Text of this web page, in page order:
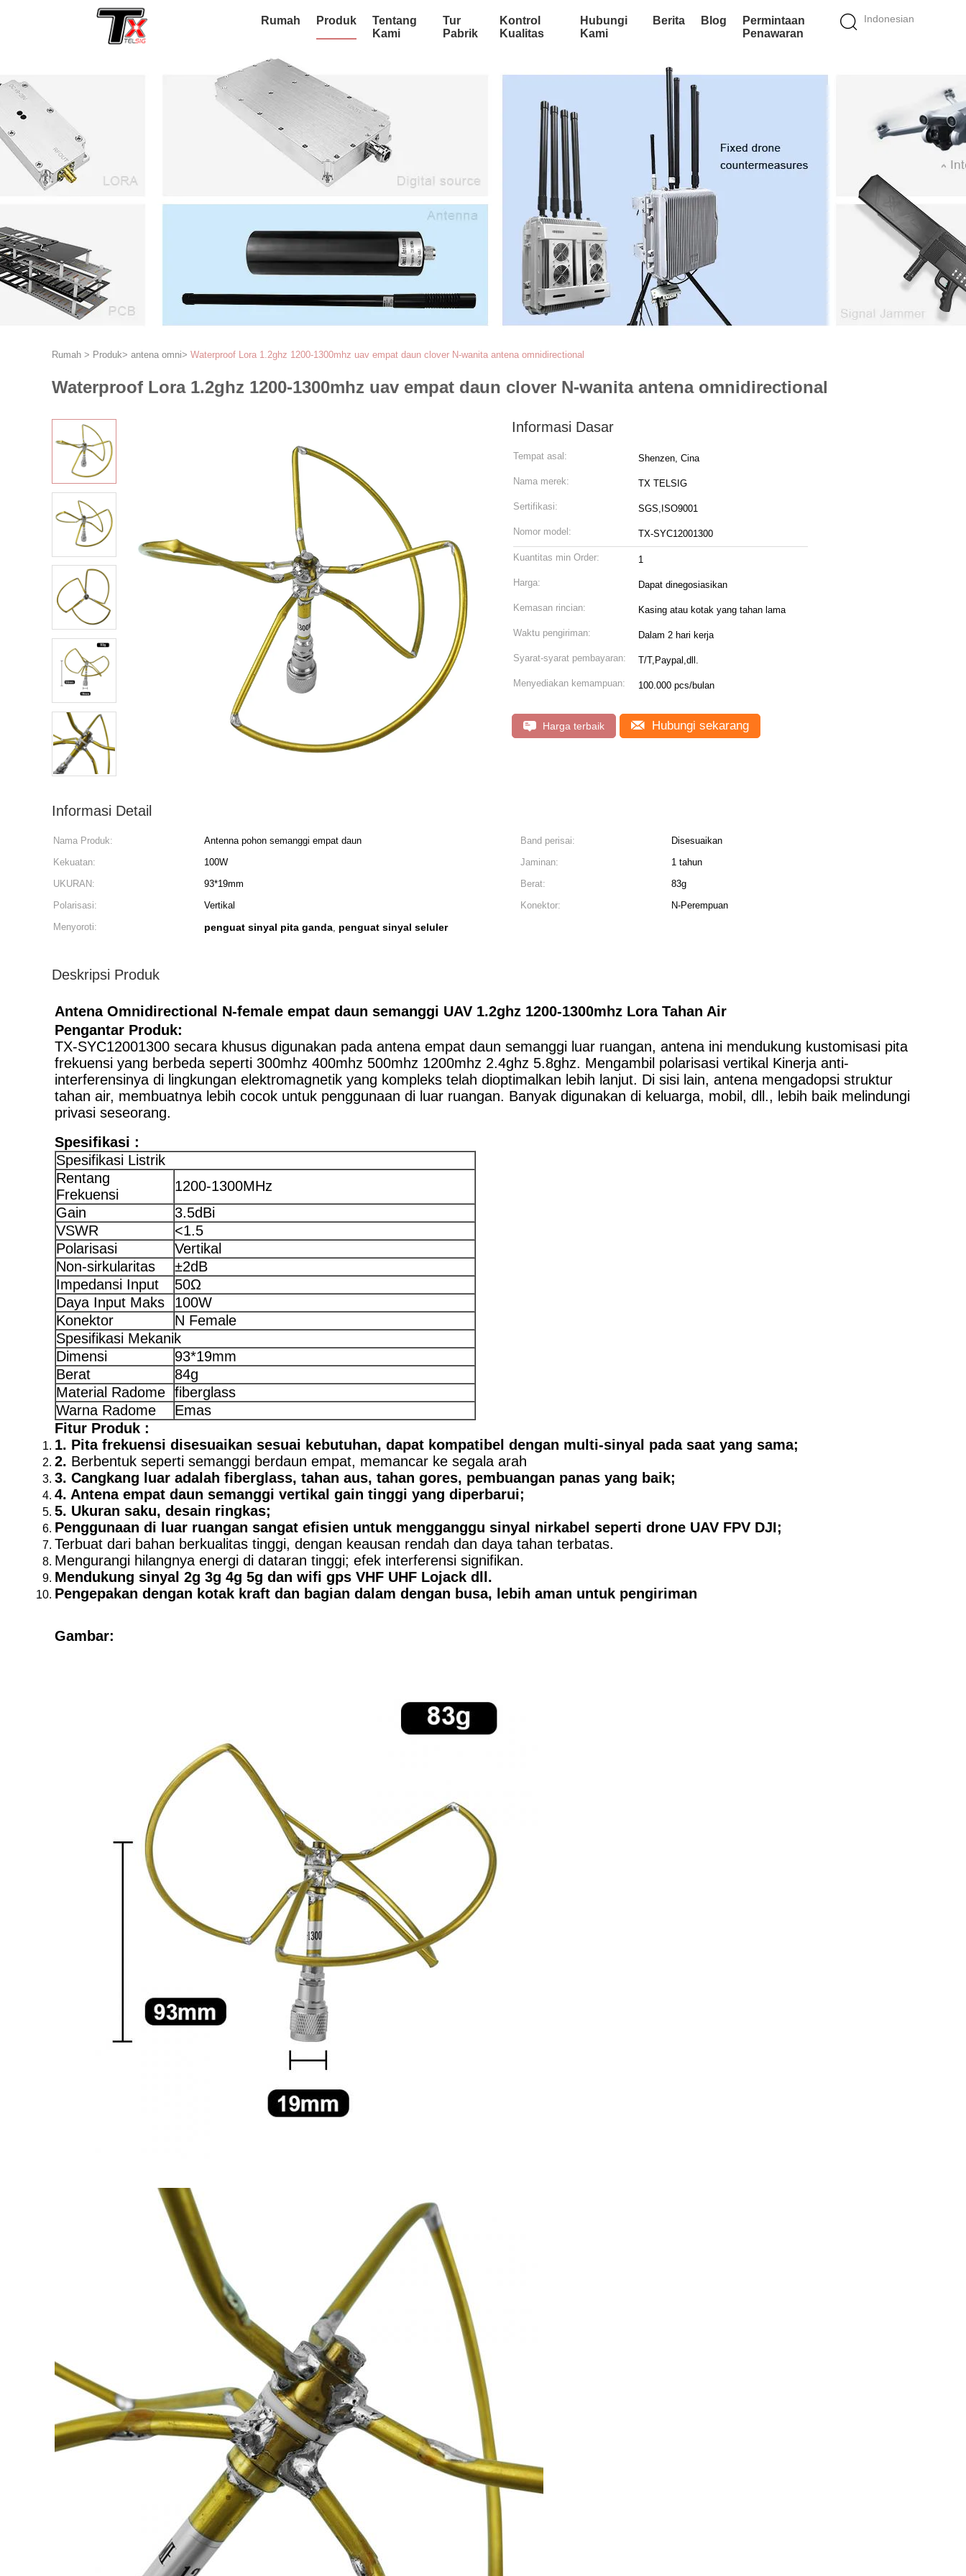
Indonesian
Rumah Produk
Tentang
Kami
Tur
Pabrik
Kontrol
Kualitas
Hubungi
Kami
Berita Blog
Permintaan
Penawaran
Rumah > Produk> antena omni> Waterproof Lora 1.2ghz 1200-1300mhz uav empat daun clover N-wanita antena omnidirectional
Waterproof Lora 1.2ghz 1200-1300mhz uav empat daun clover N-wanita antena omnidirectional
Informasi Dasar
Tempat asal: Shenzen, Cina
Nama merek: TX TELSIG
Sertifikasi: SGS,ISO9001
Nomor model: TX-SYC12001300
Kuantitas min Order: 1
Harga: Dapat dinegosiasikan
Kemasan rincian: Kasing atau kotak yang tahan lama
Waktu pengiriman: Dalam 2 hari kerja
Syarat-syarat pembayaran: T/T,Paypal,dll.
Menyediakan kemampuan: 100.000 pcs/bulan
Harga terbaik Hubungi sekarang
Informasi Detail
Nama Produk: Antenna pohon semanggi empat daun Band perisai:
Disesuaikan
Kekuatan:
100W Jaminan:
1 tahun
UKURAN:
93*19mm Berat:
83g
Polarisasi:
Vertikal Konektor:
N-Perempuan
Menyoroti:
penguat sinyal pita ganda, penguat sinyal seluler
Deskripsi Produk
Antena Omnidirectional N-female empat daun semanggi UAV 1.2ghz 1200-1300mhz Lora Tahan Air
Pengantar Produk:
TX-SYC12001300 secara khusus digunakan pada antena empat daun semanggi luar ruangan, antena ini mendukung kustomisasi pita
frekuensi yang berbeda seperti 300mhz 400mhz 500mhz 1200mhz 2.4ghz 5.8ghz. Mengambil polarisasi vertikal Kinerja anti-
interferensinya di lingkungan elektromagnetik yang kompleks telah dioptimalkan lebih lanjut. Di sisi lain, antena mengadopsi struktur
tahan air, membuatnya lebih cocok untuk penggunaan di luar ruangan. Banyak digunakan di keluarga, mobil, dll., lebih baik melindungi
privasi seseorang.
Spesifikasi :
Spesifikasi Listrik
Rentang
Frekuensi
1200-1300MHz
Gain
3.5dBi
VSWR
<1.5
Polarisasi
Vertikal
Non-sirkularitas
±2dB
Impedansi Input
50Ω
Daya Input Maks
100W
Konektor
N Female
Spesifikasi Mekanik
Dimensi
93*19mm
Berat
84g
Material Radome fiberglass
Warna Radome
Emas
Fitur Produk :
1. Pita frekuensi disesuaikan sesuai kebutuhan, dapat kompatibel dengan multi-sinyal pada saat yang sama;
2. Berbentuk seperti semanggi berdaun empat, memancar ke segala arah
3. Cangkang luar adalah fiberglass, tahan aus, tahan gores, pembuangan panas yang baik;
4. Antena empat daun semanggi vertikal gain tinggi yang diperbarui;
5. Ukuran saku, desain ringkas;
Penggunaan di luar ruangan sangat efisien untuk mengganggu sinyal nirkabel seperti drone UAV FPV DJI;
Terbuat dari bahan berkualitas tinggi, dengan keausan rendah dan daya tahan terbatas.
Mengurangi hilangnya energi di dataran tinggi; efek interferensi signifikan.
Mendukung sinyal 2g 3g 4g 5g dan wifi gps VHF UHF Lojack dll.
Pengepakan dengan kotak kraft dan bagian dalam dengan busa, lebih aman untuk pengiriman
Gambar: